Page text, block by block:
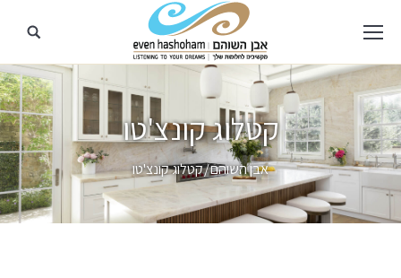
קטלוג קונצ'טו
מיקומך כאן אבן השוהם קטלוג קונצ'טו